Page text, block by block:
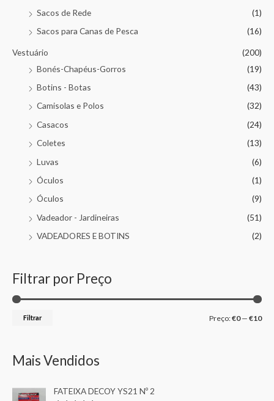
Sacos de Rede
(1)
Sacos para Canas de Pesca
(16)
Vestuário
(200)
Bonés-Chapéus-Gorros
(19)
Botins - Botas
(43)
Camisolas e Polos
(32)
Casacos
(24)
Coletes
(13)
Luvas
(6)
Óculos
(1)
Óculos
(9)
Vadeador - Jardineiras
(51)
VADEADORES E BOTINS
(2)
Filtrar por Preço
Filtrar Preço:€0— €10
Mais Vendidos
FATEIXA DECOY YS21 Nº 2